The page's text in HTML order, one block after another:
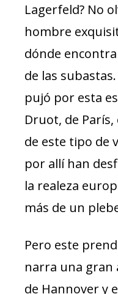
Lagerfeld? No
hombre
dónde
de las
pujó por esta
Druot, de
de este tipo de
por allí han
la realeza
más de un
Pero este
narra una gran
de Hannover y